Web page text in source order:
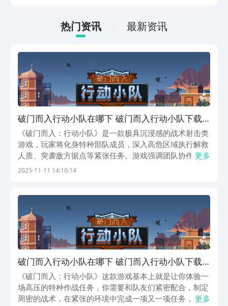
合才能够更好的适应联机玩法。
热门资讯 最新资讯
破门而入行动小队在哪下 破门而入行动小队下载
方式推荐
《破门而入：行动小队》是一款极具沉浸感的战术射击类
游戏，玩家将化身特种部队成员，深入高危区域执行解救
人质、突袭敌方据点等紧张任务。游戏强调团队协作与策
略部署，每一个决策都可能影响战局走向。如果你正想知
更多
2025-11-11 14:16:14
破门而入行动小队在哪下 破门而入行动小队下载
方式推荐
《破门而入：行动小队》这款游戏基本上就是让你体验一
场高压的特种作战任务，你需要和队友们紧密配合，制定
周密的战术，在紧张的环境中完成一项又一项任务，今天
更多